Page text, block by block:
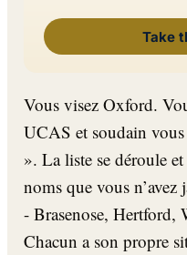
Take
Vous visez Oxford.
UCAS et soudain
». La liste se déroule
noms que vous
- Brasenose, Hertford,
Chacun a son propre